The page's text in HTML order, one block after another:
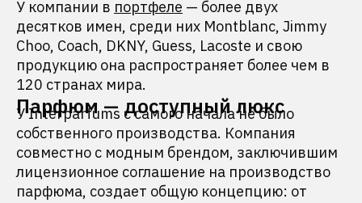
У компании в портфеле — более двух
десятков имен, среди них Montblanc, Jimmy
Choo, Coach, DKNY, Guess, Lacoste и свою
продукцию она распространяет более чем в
120 странах мира.
Парфюм — доступный люкс
У Interparfums с самого начала не было
собственного производства. Компания
совместно с модным брендом, заключившим
лицензионное соглашение на производство
парфюма, создает общую концепцию: от